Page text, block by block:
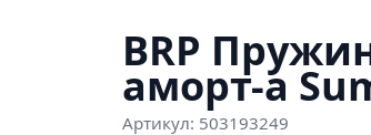
BRP
аморт-а
Артикул: 503193249